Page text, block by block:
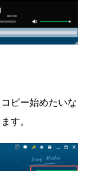
ピー始めたいな
す。